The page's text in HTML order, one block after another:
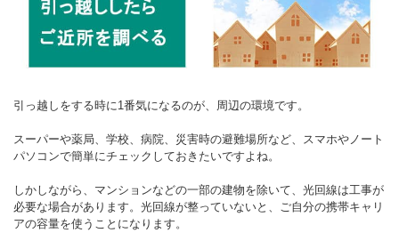
引っ越しをする時に1番気になるのが、周辺の環境です。
スーパーや薬局、学校、病院、災害時の避難場所など、スマホやノート
パソコンで簡単にチェックしておきたいですよね。
しかしながら、マンションなどの一部の建物を除いて、光回線は工事が
必要な場合があります。光回線が整っていないと、ご自分の携帯キャリ
アの容量を使うことになります。